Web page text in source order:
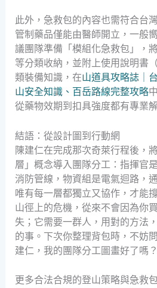
此外，急救包的內容也需符合
管制藥品僅能由醫師開立，一般
議團隊準備「模組化急救包」，
等分類收納，並附上使用說明書
類裝備知識，在山道具攻略誌｜
山安全知識、百岳路線完整攻略
從藥物效期到扣具強度都有專業
結語：從設計圖到行動網
陳建仁在完成那次奇萊行程後，
層」概念導入團隊分工：指揮官
消防管線，物資組是電氣迴路
唯有每一層都獨立又協作，才能
山徑上的危機，從來不會因為你
失；它需要一群人，用對的方法
的事。下次你整理背包時，不妨
建仁，我的團隊分工圖畫好了嗎？
更多合法合規的登山策略與急救